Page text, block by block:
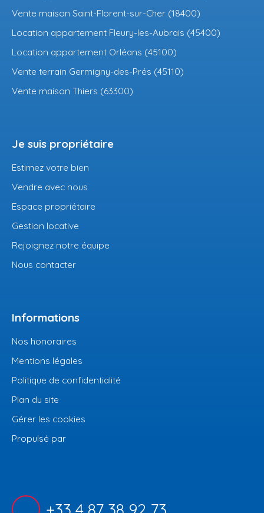
Vente maison Saint-Florent-sur-Cher (18400)
Location appartement Fleury-les-Aubrais (45400)
Location appartement Orléans (45100)
Vente terrain Germigny-des-Prés (45110)
Vente maison Thiers (63300)
Je suis propriétaire
Estimez votre bien
Vendre avec nous
Espace propriétaire
Gestion locative
Rejoignez notre équipe
Nous contacter
Informations
Nos honoraires
Mentions légales
Politique de confidentialité
Plan du site
Gérer les cookies
Propulsé par